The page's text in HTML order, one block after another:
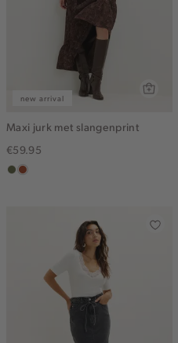
new arrival
Maxi jurk met slangenprint
€59.95
groen,
bruin